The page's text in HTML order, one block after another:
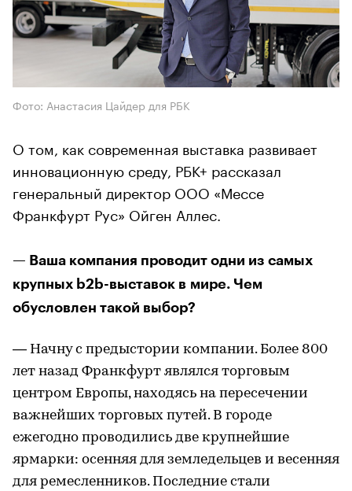
Фото: Анастасия Цайдер для РБК
О том, как современная выставка развивает
инновационную среду, РБК+ рассказал
генеральный директор ООО «Мессе
Франкфурт Рус» Ойген Аллес.
— Ваша компания проводит одни из самых
крупных b2b-выставок в мире. Чем
обусловлен такой выбор?
— Начну с предыстории компании. Более 800
лет назад Франкфурт являлся торговым
центром Европы, находясь на пересечении
важнейших торговых путей. В городе
ежегодно проводились две крупнейшие
ярмарки: осенняя для земледельцев и весенняя
для ремесленников. Последние стали